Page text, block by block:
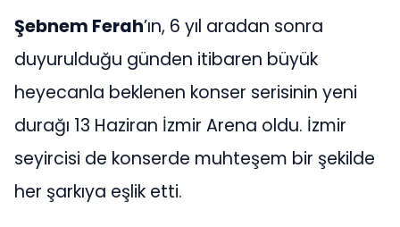
Şebnem Ferah’ın, 6 yıl aradan sonra
duyurulduğu günden itibaren büyük
heyecanla beklenen konser serisinin yeni
durağı 13 Haziran İzmir Arena oldu. İzmir
seyircisi de konserde muhteşem bir şekilde
her şarkıya eşlik etti.